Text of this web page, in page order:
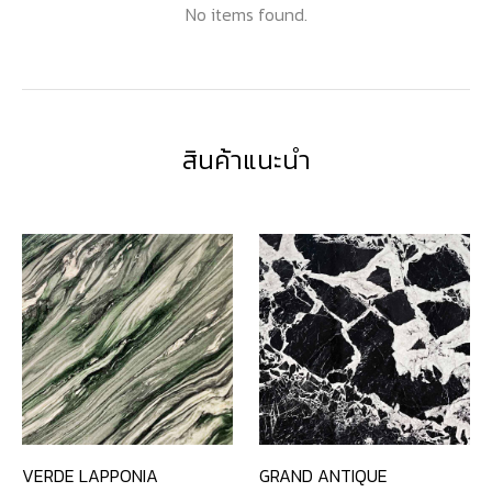
No items found.
สินค้าแนะนำ
VERDE LAPPONIA GRAND ANTIQUE